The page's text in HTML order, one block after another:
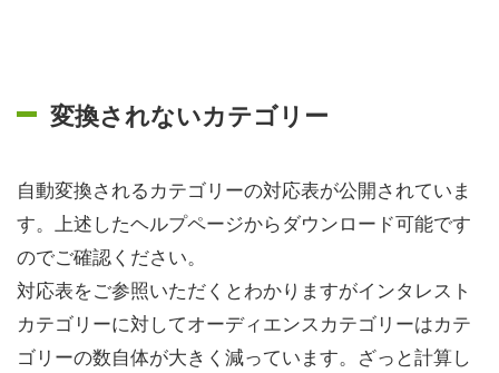
変換されないカテゴリー
自動変換されるカテゴリーの対応表が公開されていま
す。上述したヘルプページからダウンロード可能です
のでご確認ください。
対応表をご参照いただくとわかりますがインタレスト
カテゴリーに対してオーディエンスカテゴリーはカテ
ゴリーの数自体が大きく減っています。ざっと計算し